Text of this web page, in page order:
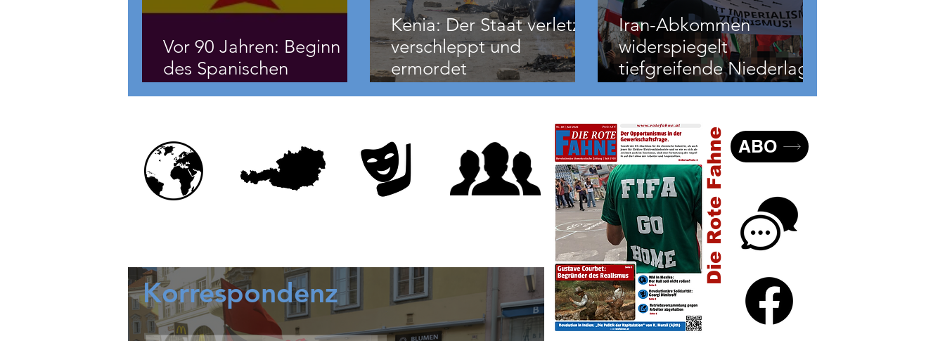
Vor 90 Jahren: Beginn
des Spanischen
Kenia: Der Staat verletzt,
verschleppt und
ermordet
Iran-Abkommen
widerspiegelt
tiefgreifende Niederlage
Korrespondenz
ABO
Die Rote Fahne